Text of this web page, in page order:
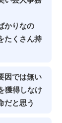
かりなの
たくさん持
因では無い
獲得しなけ
だと思う